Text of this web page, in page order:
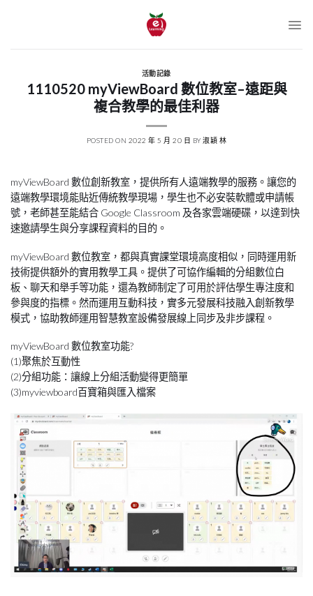
活動記錄
1110520 myViewBoard 數位教室–遠距與
複合教學的最佳利器
POSTED ON 2022 年 5 月 20 日 BY淑穎 林
myViewBoard 數位創新教室，提供所有人遠端教學的服務。讓您的
遠端教學環境能貼近傳統教學現場，學生也不必安裝軟體或申請帳
號，老師甚至能結合 Google Classroom 及各家雲端硬碟，以達到快
速邀請學生與分享課程資料的目的。
myViewBoard 數位教室，都與真實課堂環境高度相似，同時運用新
技術提供額外的實用教學工具。提供了可協作編輯的分組數位白
板、聊天和舉手等功能，還為教師制定了可用於評估學生專注度和
參與度的指標。然而運用互動科技，實多元發展科技融入創新教學
模式，協助教師運用智慧教室設備發展線上同步及非步課程。
myViewBoard 數位教室功能?
(1)聚焦於互動性
(2)分組功能：讓線上分組活動變得更簡單
(3)myviewboard百寶箱與匯入檔案